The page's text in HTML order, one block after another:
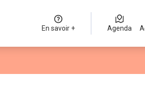
En savoir + Agenda